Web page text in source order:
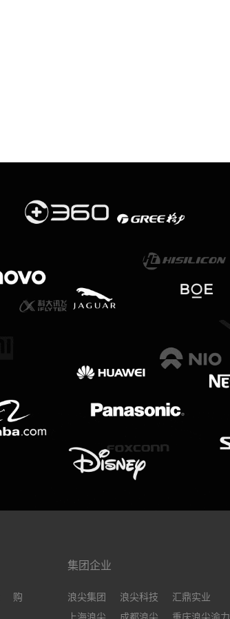
购
集团企业
浪尖集团 浪尖科技
汇鼎实业
上海浪尖
成都浪尖 重庆浪尖渝力